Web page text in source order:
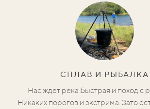
СПЛАВ И РЫБАЛКА
Нас ждет река Быстрая и поход с
Никаких порогов и экстрима. Зато